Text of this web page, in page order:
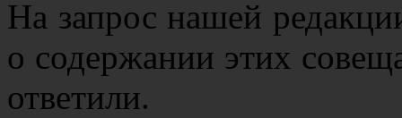
На запрос нашей
о содержании этих
ответили.